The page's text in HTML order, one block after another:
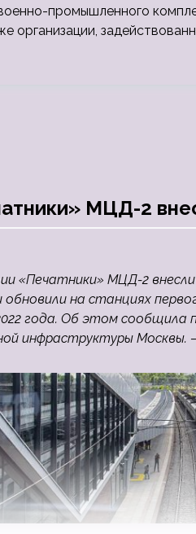
промышленного
организации,
МЦД-2
«Печатники» МЦД-2
обновили на станциях
года. Об этом
инфраструктуры Москвы.